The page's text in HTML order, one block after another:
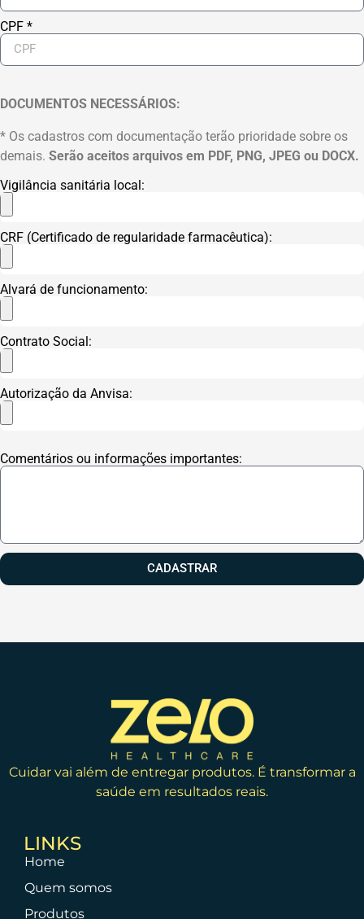
CPF *
DOCUMENTOS NECESSÁRIOS:
* Os cadastros com documentação terão prioridade sobre os
demais. Serão aceitos arquivos em PDF, PNG, JPEG ou DOCX.
Vigilância sanitária local:
CRF (Certificado de regularidade farmacêutica):
Alvará de funcionamento:
Contrato Social:
Autorização da Anvisa:
Comentários ou informações importantes:
CADASTRAR
Cuidar vai além de entregar produtos. É transformar a
saúde em resultados reais.
LINKS
Home
Quem somos
Produtos